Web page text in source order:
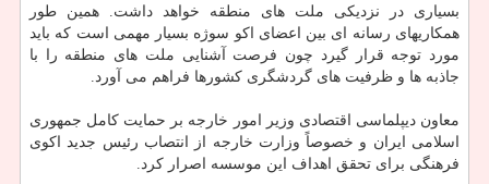
بسیاری در نزدیكی ملت های منطقه خواهد داشت. همین طور
همكاریهای رسانه ای بین اعضای اكو سوژه بسیار مهمی است كه باید
مورد توجه قرار گیرد چون فرصت آشنایی ملت های منطقه را با
جاذبه ها و ظرفیت های گردشگری كشورها فراهم می آورد.
معاون دیپلماسی اقتصادی وزیر امور خارجه بر حمایت كامل جمهوری
اسلامی ایران و خصوصاً وزارت خارجه از انتصاب رئیس جدید اكوی
فرهنگی برای تحقق اهداف این موسسه اصرار كرد.